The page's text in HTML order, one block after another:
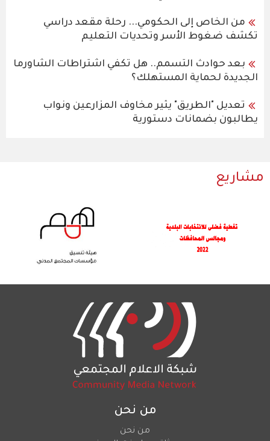
من الخاص إلى الحكومي... رحلة مقعد دراسي
تكشف ضغوط الأسر وتحديات التعليم
بعد حوادث التسمم.. هل تكفي اشتراطات الشاورما
الجديدة لحماية المستهلك؟
تعديل "الطريق" يثير مخاوف المزارعين ونواب
يطالبون بضمانات دستورية
مشاريع
من نحن
من نحن